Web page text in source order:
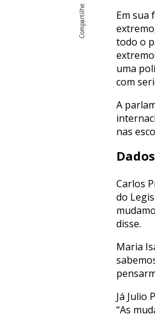
Em sua
todo o
uma
com
A
nas
Carlos
do
disse.
Maria
Já Julio
“As